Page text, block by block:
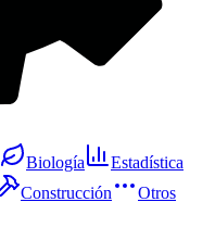
Biología
Estadística
Construcción Otros